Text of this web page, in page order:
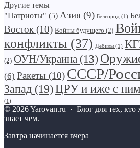
Другие темы
"Патриоты" (5) Азия (9) Белгород (1)
Восток (10) Войны будущего (2)
конфликты (37) Дебилы (1)
(2) ОУН/Украина (13)
(6) Ракеты (10) СССР/
Запад (19)ЦРУ и иже с ним
(1)
© 2026Yarovan.ru · Блог для тех, кто
знает чем.
Завтра начинается вчера